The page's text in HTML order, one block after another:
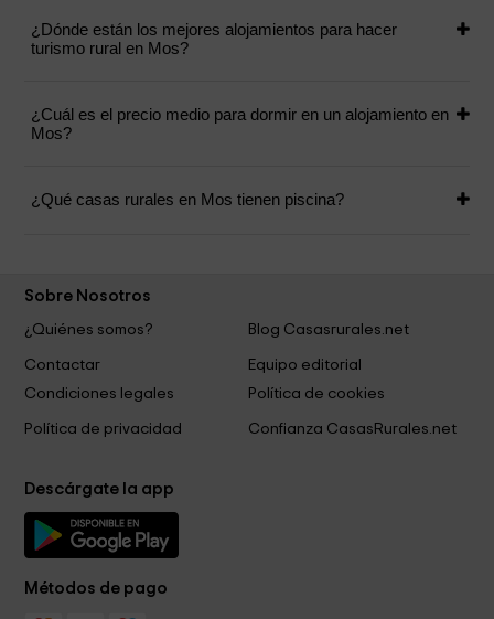
¿Dónde están los mejores alojamientos para hacer
turismo rural en Mos?
¿Cuál es el precio medio para dormir en un alojamiento en
Mos?
¿Qué casas rurales en Mos tienen piscina?
Sobre Nosotros
¿Quiénes somos?
Blog Casasrurales.net
Contactar
Equipo editorial
Condiciones legales
Política de cookies
Política de privacidad Confianza CasasRurales.net
Descárgate la app
Métodos de pago